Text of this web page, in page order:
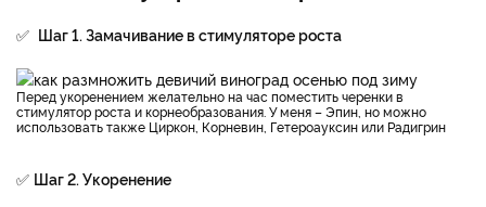
✅ Шаг 1. Замачивание в стимуляторе роста
Перед укоренением желательно на час поместить черенки в
стимулятор роста и корнеобразования. У меня – Эпин, но можно
использовать также Циркон, Корневин, Гетероауксин или Радигрин
✅ Шаг 2. Укоренение